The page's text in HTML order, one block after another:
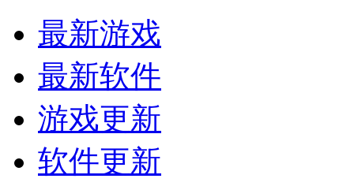
最新游戏
最新软件
游戏更新
软件更新